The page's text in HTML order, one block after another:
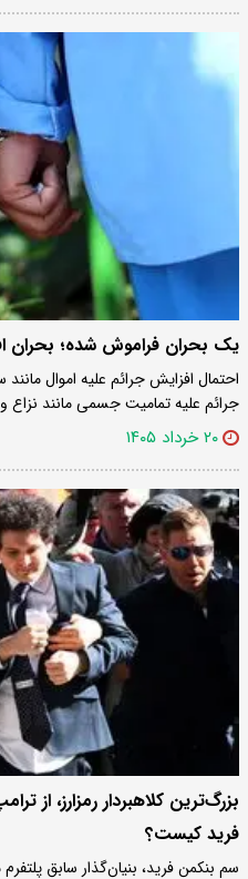
یک بحران فراموش شده؛ بحران
احتمال افزایش جرائم علیه اموال
جرائم علیه تمامیت جسمی مانند نزاع
۲۰ خرداد ۱۴۰۵
بزرگ‌ترین کلاهبردار رمزارز، از
فرید کیست؟